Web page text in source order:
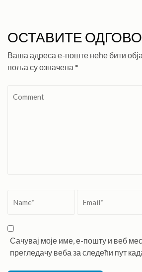
ОСТАВИТЕ
Ваша адреса е-поште неће бити
поља су означена *
Сачувај моје име, е-пошту и веб
прегледачу веба за следећи пут